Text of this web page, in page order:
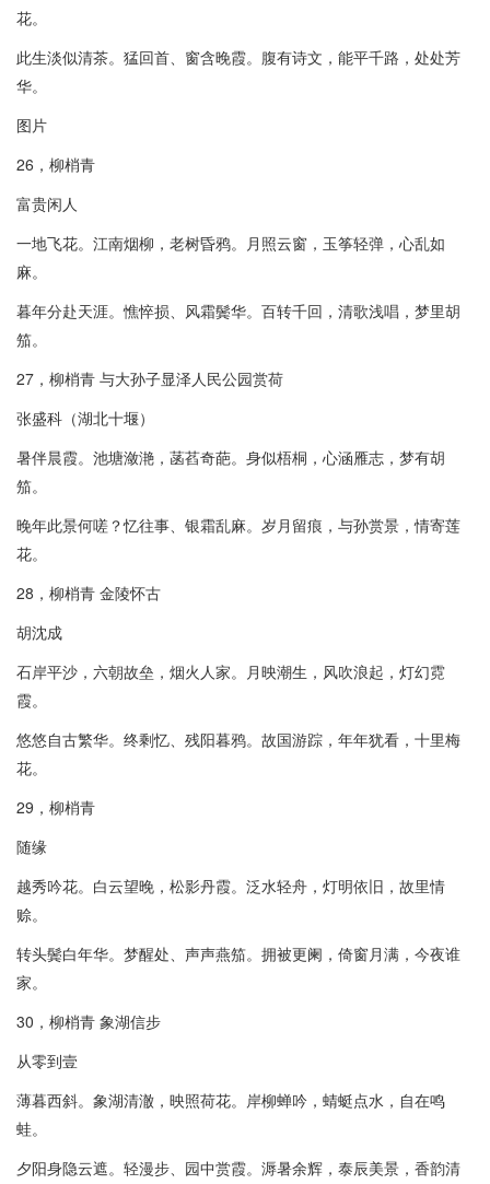
花。
此生淡似清茶。猛回首、窗含晚霞。腹有诗文，能平千路，处处芳
华。
图片
26，柳梢青
富贵闲人
一地飞花。江南烟柳，老树昏鸦。月照云窗，玉筝轻弹，心乱如
麻。
暮年分赴天涯。憔悴损、风霜鬓华。百转千回，清歌浅唱，梦里胡
笳。
27，柳梢青 与大孙子显泽人民公园赏荷
张盛科（湖北十堰）
暑伴晨霞。池塘潋滟，菡萏奇葩。身似梧桐，心涵雁志，梦有胡
笳。
晚年此景何嗟？忆往事、银霜乱麻。岁月留痕，与孙赏景，情寄莲
花。
28，柳梢青 金陵怀古
胡沈成
石岸平沙，六朝故垒，烟火人家。月映潮生，风吹浪起，灯幻霓
霞。
悠悠自古繁华。终剩忆、残阳暮鸦。故国游踪，年年犹看，十里梅
花。
29，柳梢青
随缘
越秀吟花。白云望晚，松影丹霞。泛水轻舟，灯明依旧，故里情
赊。
转头鬓白年华。梦醒处、声声燕笳。拥被更阑，倚窗月满，今夜谁
家。
30，柳梢青 象湖信步
从零到壹
薄暮西斜。象湖清澈，映照荷花。岸柳蝉吟，蜻蜓点水，自在鸣
蛙。
夕阳身隐云遮。轻漫步、园中赏霞。溽暑余辉，泰辰美景，香韵清